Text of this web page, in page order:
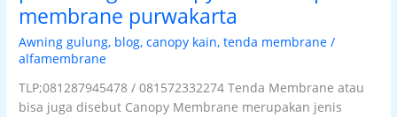
membrane purwakarta
Awning gulung, blog,canopy kain,tenda membrane /
alfamembrane
TLP;081287945478 / 081572332274 Tenda Membrane atau
bisa juga disebut Canopy Membrane merupakan jenis